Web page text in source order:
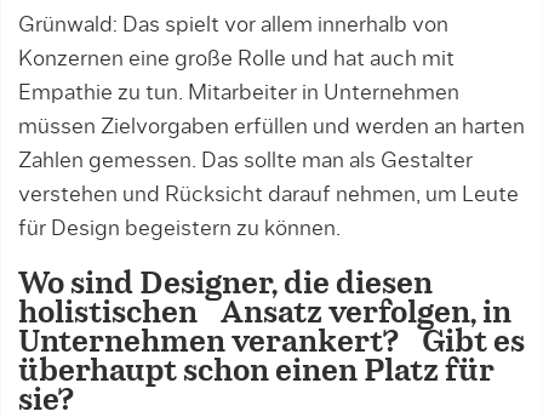
Grünwald: Das spielt vor allem innerhalb von
Konzernen eine große Rolle und hat auch mit
Empathie zu tun. Mitarbeiter in Unternehmen
müssen Zielvorgaben erfüllen und werden an harten
Zahlen gemessen. Das sollte man als Gestalter
verstehen und Rücksicht darauf nehmen, um Leute
für Design begeistern zu können.
Wo sind Designer, die diesen
holistischen Ansatz verfolgen, in
Unternehmen verankert? Gibt es
überhaupt schon einen Platz für
sie?